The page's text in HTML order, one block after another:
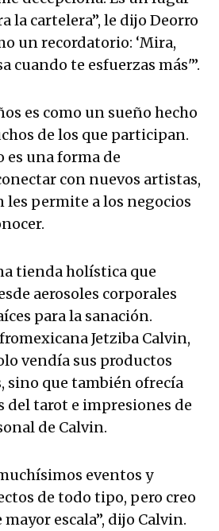
la cartelera”, le dijo Deorro
un recordatorio: ‘Mira,
cuando te esfuerzas más'”.
es como un sueño hecho
de los que participan.
es una forma de
con nuevos artistas,
les permite a los negocios
tienda holística que
aerosoles corporales
para la sanación.
Jetziba Calvin,
vendía sus productos
sino que también ofrecía
del tarot e impresiones de
de Calvin.
eventos y
de todo tipo, pero creo
escala”, dijo Calvin.